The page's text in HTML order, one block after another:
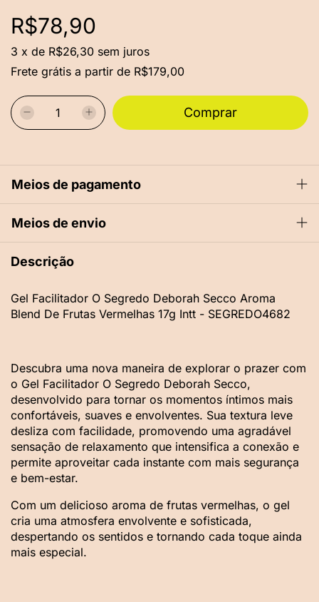
R$78,90
3 x de R$26,30 sem juros
Frete grátis a partir de R$179,00
Meios de pagamento
Meios de envio
Descrição
Gel Facilitador O Segredo Deborah Secco Aroma
Blend De Frutas Vermelhas 17g Intt - SEGREDO4682
Descubra uma nova maneira de explorar o prazer com
o Gel Facilitador O Segredo Deborah Secco,
desenvolvido para tornar os momentos íntimos mais
confortáveis, suaves e envolventes. Sua textura leve
desliza com facilidade, promovendo uma agradável
sensação de relaxamento que intensifica a conexão e
permite aproveitar cada instante com mais segurança
e bem-estar.
Com um delicioso aroma de frutas vermelhas, o gel
cria uma atmosfera envolvente e sofisticada,
despertando os sentidos e tornando cada toque ainda
mais especial.